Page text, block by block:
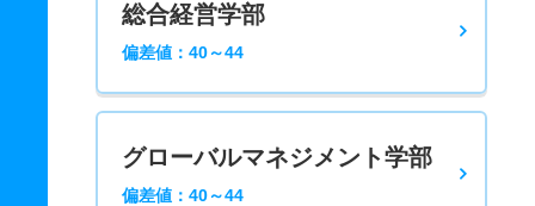
総合経営学部
偏差値：40～44
グローバルマネジメント学部
偏差値：40～44